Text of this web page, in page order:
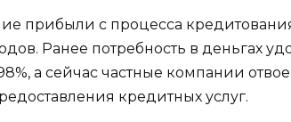
прибыли с процесса
Ранее потребность в деньгах
а сейчас частные компании
кредитных услуг.